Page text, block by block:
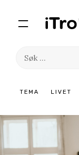
TEMA LIVET
Søk
innhold